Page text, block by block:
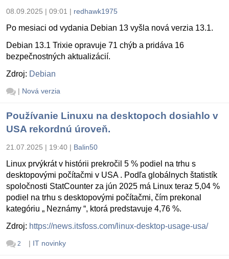
08.09.2025 | 09:01 | redhawk1975
Po mesiaci od vydania Debian 13 vyšla nová verzia 13.1.
Debian 13.1 Trixie opravuje 71 chýb a pridáva 16
bezpečnostných aktualizácií.
Zdroj: Debian
| Nová verzia
Používanie Linuxu na desktopoch dosiahlo v
USA rekordnú úroveň.
21.07.2025 | 19:40 | Balin50
Linux prvýkrát v histórii prekročil 5 % podiel na trhu s
desktopovými počítačmi v USA . Podľa globálnych štatistík
spoločnosti StatCounter za jún 2025 má Linux teraz 5,04 %
podiel na trhu s desktopovými počítačmi, čím prekonal
kategóriu „ Neznámy “, ktorá predstavuje 4,76 %.
Zdroj: https://news.itsfoss.com/linux-desktop-usage-usa/
2 | IT novinky